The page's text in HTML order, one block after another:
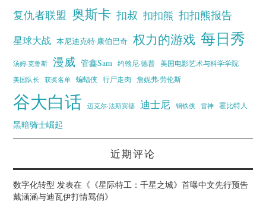
复仇者联盟 奥斯卡 扣叔 扣扣熊 扣扣熊报告
星球大战 本尼迪克特·康伯巴奇 权力的游戏 每日秀
汤姆·克鲁斯 漫威 管鑫Sam 约翰尼·德普
美国电影艺术与科学学院
美国队长
获奖名单 蝙蝠侠 行尸走肉 詹妮弗·劳伦斯
谷大白话 迈克尔·法斯宾德 迪士尼 钢铁侠 雷神 霍比特人
黑暗骑士崛起
近期评论
数字化转型 发表在《 《星际特工：千星之城》首曝中文先行预告
戴涵涵与迪瓦伊打情骂俏》